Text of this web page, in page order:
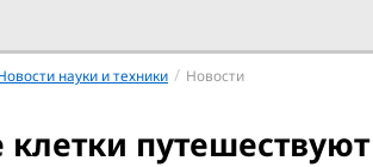
науки и техники / Новости
клетки